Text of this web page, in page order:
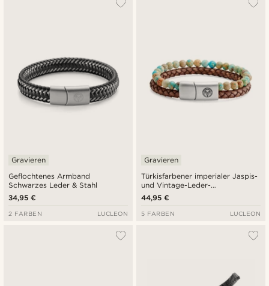
Geflochtenes Armband
Schwarzes Leder & Stahl
Gravieren
34,95 €
2 FARBEN LUCLEON
Türkisfarbener imperialer Jaspis-
und Vintage-Leder-
Ikonenarmband
Gravieren
44,95 €
5 FARBEN LUCLEON